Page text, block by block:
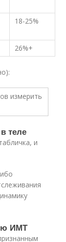
18-25%
26%+
теле
и
ИМТ